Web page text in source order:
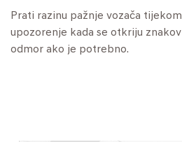
Prati razinu pažnje vozača
upozorenje kada se otkriju
odmor ako je potrebno.